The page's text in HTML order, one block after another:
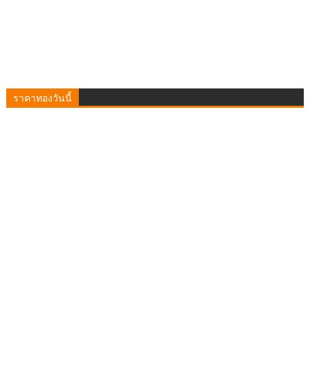
ราคาทองวันนี้